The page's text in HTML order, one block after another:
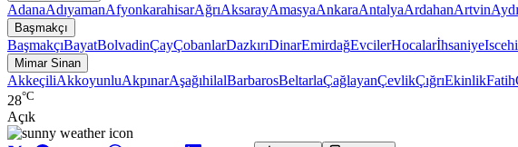
AdanaAdıyamanAfyonkarahisarAğrıAksarayAmasyaAnkaraAntalyaArdahanArtvin
Başmakçı
BaşmakçıBayatBolvadinÇayÇobanlarDazkırıDinarEmirdağEvcilerHocalarİhsaniye
Mimar Sinan
AkkeçiliAkkoyunluAkpınarAşağıhilalBarbarosBeltarlaÇağlayanÇevlikÇığrıEkinlikFatih
28°C
Açık